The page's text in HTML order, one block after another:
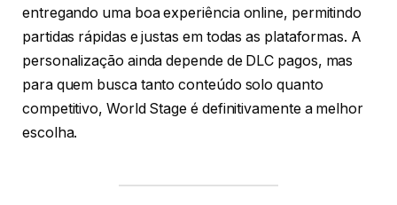
entregando uma boa experiência online, permitindo
partidas rápidas e justas em todas as plataformas. A
personalização ainda depende de DLC pagos, mas
para quem busca tanto conteúdo solo quanto
competitivo, World Stage é definitivamente a melhor
escolha.